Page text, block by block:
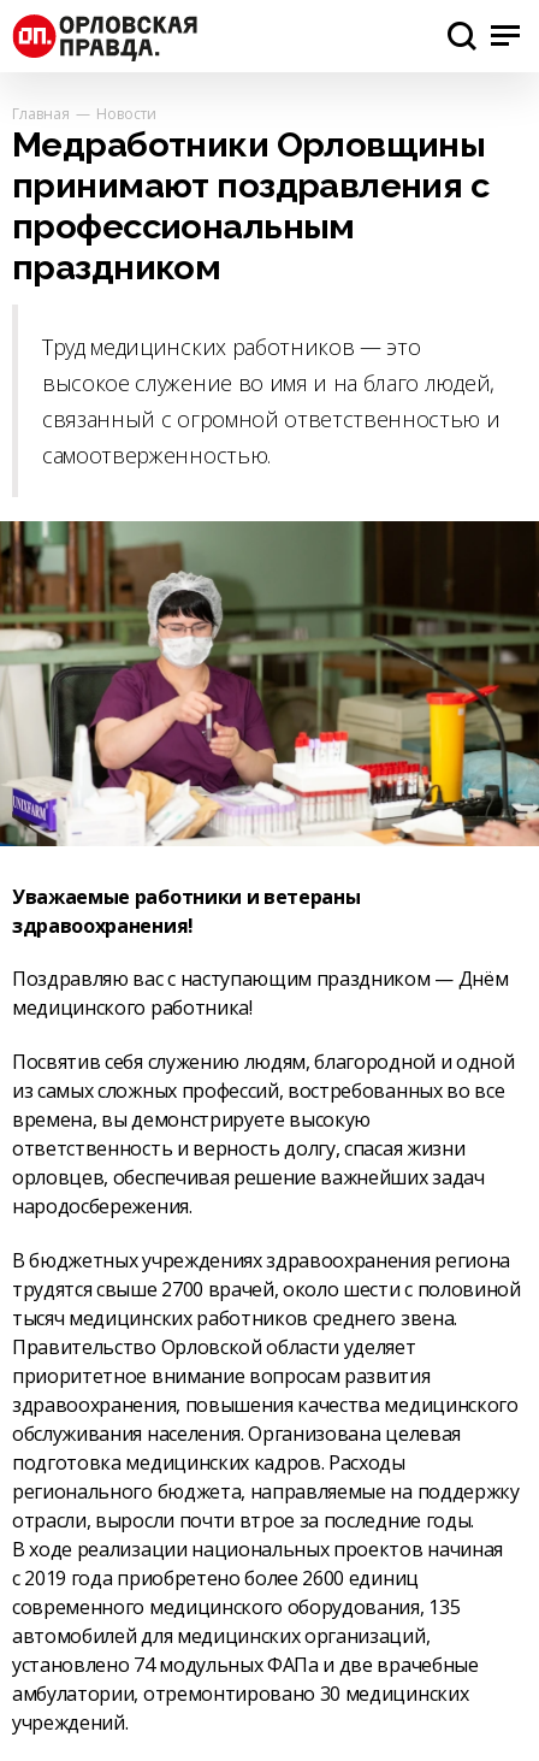
Главная Новости
Медработники Орловщины
принимают поздравления с
профессиональным
праздником
Труд медицинских работников — это
высокое служение во имя и на благо людей,
связанный с огромной ответственностью и
самоотверженностью.
Уважаемые работники и ветераны
здравоохранения!
Поздравляю вас с наступающим праздником — Днём
медицинского работника!
Посвятив себя служению людям, благородной и одной
из самых сложных профессий, востребованных во все
времена, вы демонстрируете высокую
ответственность и верность долгу, спасая жизни
орловцев, обеспечивая решение важнейших задач
народосбережения.
В бюджетных учреждениях здравоохранения региона
трудятся свыше 2700 врачей, около шести с половиной
тысяч медицинских работников среднего звена.
Правительство Орловской области уделяет
приоритетное внимание вопросам развития
здравоохранения, повышения качества медицинского
обслуживания населения. Организована целевая
подготовка медицинских кадров. Расходы
регионального бюджета, направляемые на поддержку
отрасли, выросли почти втрое за последние годы.
В ходе реализации национальных проектов начиная
с 2019 года приобретено более 2600 единиц
современного медицинского оборудования, 135
автомобилей для медицинских организаций,
установлено 74 модульных ФАПа и две врачебные
амбулатории, отремонтировано 30 медицинских
учреждений.